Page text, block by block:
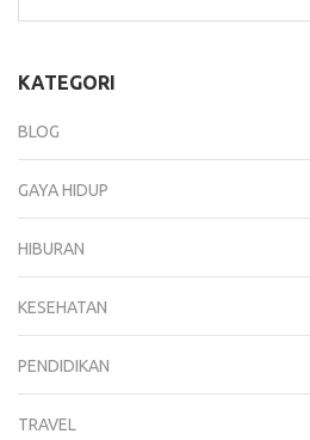
untuk:
KATEGORI
BLOG
GAYA HIDUP
HIBURAN
KESEHATAN
PENDIDIKAN
TRAVEL